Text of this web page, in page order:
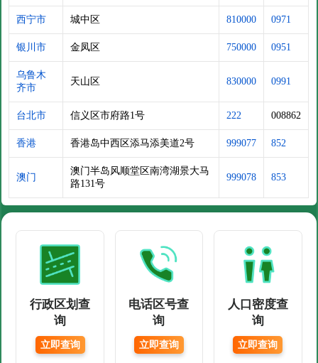
西宁市 城中区 810000 0971
银川市 金凤区 750000 0951
乌鲁木
齐市
天山区 830000 0991
台北市 信义区市府路1号 222 008862
香港 香港岛中西区添马添美道2号 999077 852
澳门
澳门半岛风顺堂区南湾湖景大马
路131号
999078 853
行政区划查
询
立即查询
电话区号查
询
立即查询
人口密度查
询
立即查询